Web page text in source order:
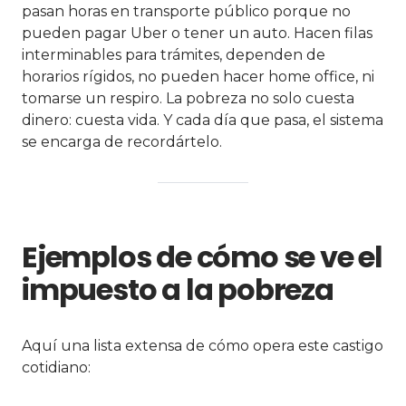
pasan horas en transporte público porque no
pueden pagar Uber o tener un auto. Hacen filas
interminables para trámites, dependen de
horarios rígidos, no pueden hacer home office, ni
tomarse un respiro. La pobreza no solo cuesta
dinero: cuesta vida. Y cada día que pasa, el sistema
se encarga de recordártelo.
Ejemplos de cómo se ve el
impuesto a la pobreza
Aquí una lista extensa de cómo opera este castigo
cotidiano: